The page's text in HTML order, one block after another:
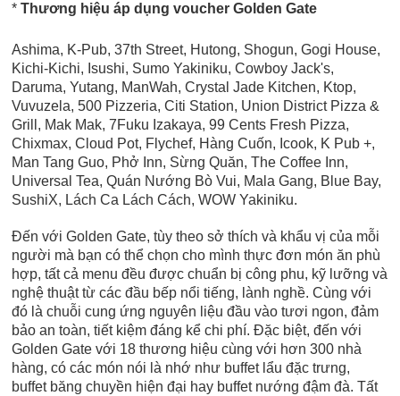
*Thương hiệu áp dụng voucher Golden Gate
Ashima, K-Pub, 37th Street, Hutong, Shogun, Gogi House,
Kichi-Kichi, Isushi, Sumo Yakiniku, Cowboy Jack's,
Daruma, Yutang, ManWah, Crystal Jade Kitchen, Ktop,
Vuvuzela, 500 Pizzeria, Citi Station, Union District Pizza &
Grill, Mak Mak, 7Fuku Izakaya, 99 Cents Fresh Pizza,
Chixmax, Cloud Pot, Flychef, Hàng Cuốn, Icook, K Pub +,
Man Tang Guo, Phở Inn, Sừng Quăn, The Coffee Inn,
Universal Tea,Quán Nướng Bò Vui, Mala Gang, Blue Bay,
SushiX, Lách Ca Lách Cách, WOW Yakiniku.
Đến với Golden Gate, tùy theo sở thích và khẩu vị của mỗi
người mà bạn có thể chọn cho mình thực đơn món ăn phù
hợp, tất cả menu đều được chuẩn bị công phu, kỹ lưỡng và
nghệ thuật từ các đầu bếp nổi tiếng, lành nghề. Cùng với
đó là chuỗi cung ứng nguyên liệu đầu vào tươi ngon, đảm
bảo an toàn, tiết kiệm đáng kể chi phí. Đặc biệt, đến với
Golden Gate với 18 thương hiệu cùng với hơn 300 nhà
hàng, có các món nói là nhớ như buffet lẩu đặc trưng,
buffet băng chuyền hiện đại hay buffet nướng đậm đà. Tất